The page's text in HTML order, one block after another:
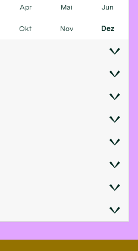
Apr Mai Jun
Okt Nov Dez